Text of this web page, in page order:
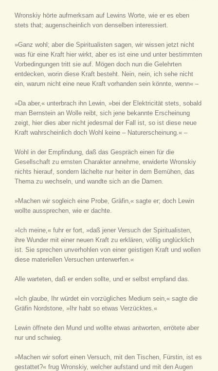
Wronskiy hörte aufmerksam auf Lewins Worte, wie er es eben
stets that; augenscheinlich von denselben interessiert.
»Ganz wohl; aber die Spiritualisten sagen, wir wissen jetzt nicht
was für eine Kraft hier wirkt, aber es ist eine und unter bestimmten
Vorbedingungen tritt sie auf. Mögen doch nun die Gelehrten
entdecken, worin diese Kraft besteht. Nein, nein, ich sehe nicht
ein, warum nicht eine neue Kraft vorhanden sein könnte, wenn« –
»Da aber,« unterbrach ihn Lewin, »bei der Elektricität stets, sobald
man Bernstein an Wolle reibt, sich jene bekannte Erscheinung
zeigt, hier dies aber nicht jedesmal der Fall ist, so ist diese neue
Kraft wahrscheinlich doch Wohl keine – Naturerscheinung.« –
Wohl in der Empfindung, daß das Gespräch einen für die
Gesellschaft zu ernsten Charakter annehme, erwiderte Wronskiy
nichts hierauf, sondern lächelte nur heiter in dem Bemühen, das
Thema zu wechseln, und wandte sich an die Damen.
»Machen wir sogleich eine Probe, Gräfin,« sagte er; doch Lewin
wollte aussprechen, wie er dachte.
»Ich meine,« fuhr er fort, »daß jener Versuch der Spiritualisten,
ihre Wunder mit einer neuen Kraft zu erklären, völlig unglücklich
ist. Sie sprechen unverhohlen von einer geistigen Kraft und wollen
diese materiellen Versuchen unterwerfen.«
Alle warteten, daß er enden sollte, und er selbst empfand das.
»Ich glaube, Ihr würdet ein vorzügliches Medium sein,« sagte die
Gräfin Nordstone, »Ihr habt so etwas Verzücktes.«
Lewin öffnete den Mund und wollte etwas antworten, errötete aber
nur und schwieg.
»Machen wir sofort einen Versuch, mit den Tischen, Fürstin, ist es
gestattet?« frug Wronskiy, welcher aufstand und mit den Augen